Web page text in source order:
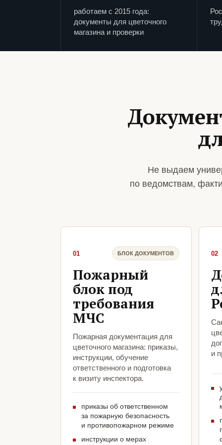
работаем с 2015 года:
документы для цветочного
магазина и проверки
Не выдаем
по ведомствам,
01 БЛОК ДОКУМЕНТОВ
Пожарный
блок под
требования
МЧС
Пожарная документация для
цветочного магазина: приказы,
инструкции, обучение
ответственного и подготовка
к визиту инспектора.
приказы об ответственном
за пожарную безопасность
и противопожарном режиме
инструкции о мерах
02
и